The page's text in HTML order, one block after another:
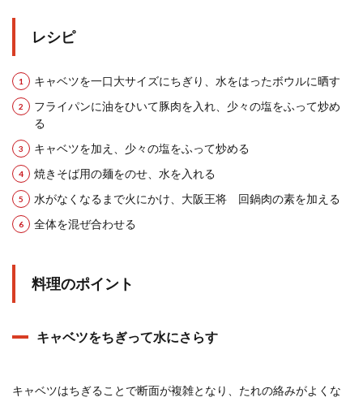
レシピ
キャベツを一口大サイズにちぎり、水をはったボウルに晒す
フライパンに油をひいて豚肉を入れ、少々の塩をふって炒め
る
キャベツを加え、少々の塩をふって炒める
焼きそば用の麺をのせ、水を入れる
水がなくなるまで火にかけ、大阪王将 回鍋肉の素を加える
全体を混ぜ合わせる
料理のポイント
キャベツをちぎって水にさらす
キャベツはちぎることで断面が複雑となり、たれの絡みがよくな